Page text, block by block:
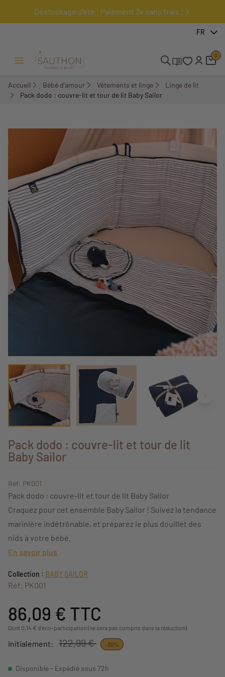
Destockage d'été ! Paiement 3x sans frais !
FR
Ouvrir/Fermer menu
0
Accueil Bébé d'amour Vêtements et linge
Linge de lit
Pack dodo : couvre-lit et tour de lit Baby Sailor
Pack dodo : couvre-lit et tour de lit
Baby Sailor
Réf: PK001
Pack dodo : couvre-lit et tour de lit Baby Sailor
Craquez pour cet ensemble Baby Sailor ! Suivez la tendance
marinière indétrônable, et préparez le plus douillet des
nids à votre bébé.
En savoir plus
Collection : BABY SAILOR
Réf: PK001
86,09 € TTC
Dont 0,14 € d'éco-participation (ne sera pas compris dans la réduction)
Initialement: 122,99 € -30%
Disponible - Expédié sous 72h